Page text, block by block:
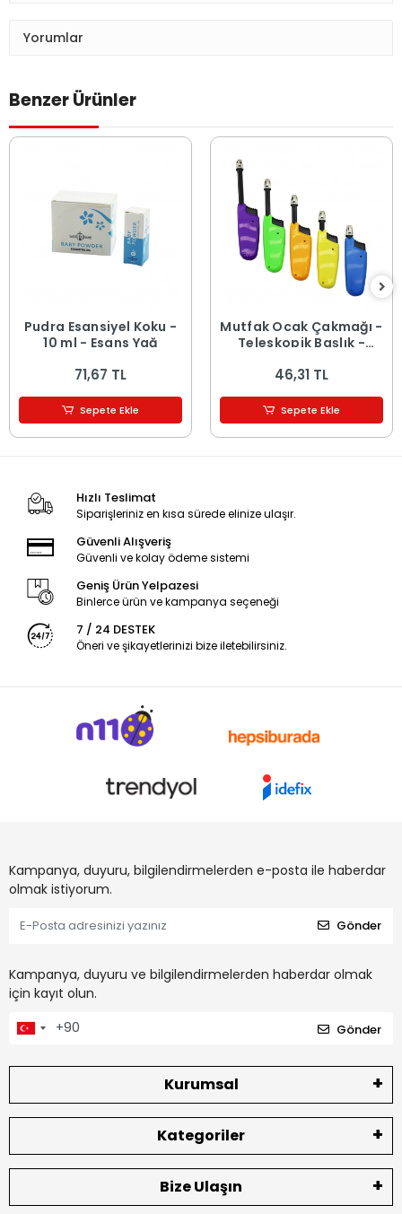
Yorumlar
Benzer Ürünler
Pudra Esansiyel Koku -
10 ml - Esans Yağ
71,67 TL
Sepete Ekle
Mutfak Ocak Çakmağı -
Teleskopik Başlık -
46,31 TL
Sepete Ekle
Hızlı Teslimat
Siparişleriniz en kısa sürede elinize ulaşır.
Güvenli Alışveriş
Güvenli ve kolay ödeme sistemi
Geniş Ürün Yelpazesi
Binlerce ürün ve kampanya seçeneği
7 / 24 DESTEK
Öneri ve şikayetlerinizi bize iletebilirsiniz.
Kampanya, duyuru, bilgilendirmelerden e-posta ile haberdar
olmak istiyorum.
Gönder
Kampanya, duyuru ve bilgilendirmelerden haberdar olmak
için kayıt olun.
Gönder
Kurumsal
Kategoriler
Bize Ulaşın